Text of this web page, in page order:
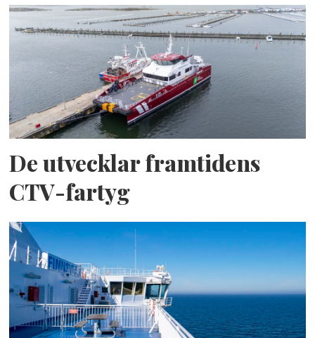
De utvecklar framtidens
CTV-fartyg